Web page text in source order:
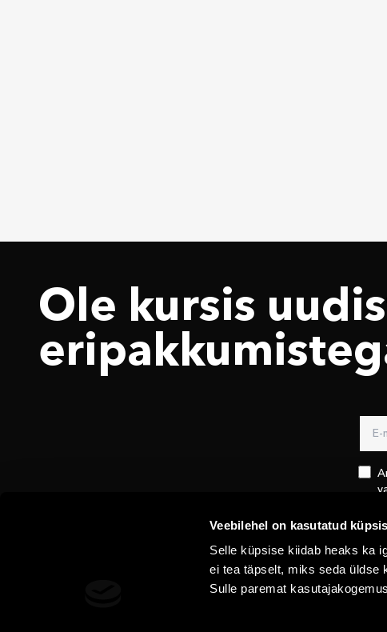
Veebilehel on kasutatud
Selle küpsise kiidab heaks ka
ei tea täpselt, miks seda üldse
Sulle paremat
Ole kursis